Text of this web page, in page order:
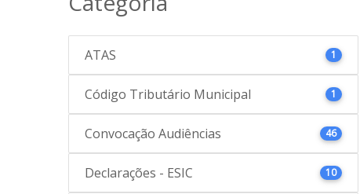
ATAS 1
Código Tributário Municipal 1
Convocação Audiências 46
Declarações - ESIC 10